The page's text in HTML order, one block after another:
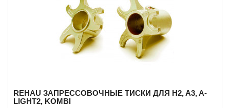
REHAU ЗАПРЕССОВОЧНЫЕ ТИСКИ ДЛЯ H2, A3, A-
LIGHT2, KOMBI